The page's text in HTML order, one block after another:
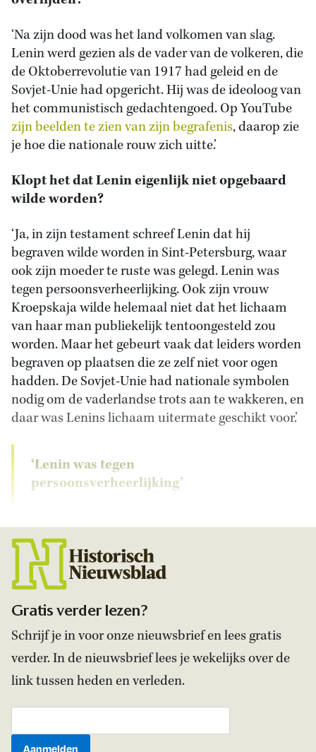
‘Na zijn dood was het land volkomen van slag.
Lenin werd gezien als de vader van de volkeren, die
de Oktoberrevolutie van 1917 had geleid en de
Sovjet-Unie had opgericht. Hij was de ideoloog van
het communistisch gedachtengoed. Op YouTube
zijn beelden te zien van zijn begrafenis, daarop zie
je hoe die nationale rouw zich uitte.’
Klopt het dat Lenin eigenlijk niet opgebaard
wilde worden?
‘Ja, in zijn testament schreef Lenin dat hij
begraven wilde worden in Sint-Petersburg, waar
ook zijn moeder te ruste was gelegd. Lenin was
tegen persoonsverheerlijking. Ook zijn vrouw
Kroepskaja wilde helemaal niet dat het lichaam
van haar man publiekelijk tentoongesteld zou
worden. Maar het gebeurt vaak dat leiders worden
begraven op plaatsen die ze zelf niet voor ogen
hadden. De Sovjet-Unie had nationale symbolen
nodig om de vaderlandse trots aan te wakkeren, en
daar was Lenins lichaam uitermate geschikt voor.’
‘Lenin was tegen
persoonsverheerlijking’
Gratis verder lezen?
Schrijf je in voor onze nieuwsbrief en lees gratis
verder. In de nieuwsbrief lees je wekelijks over de
link tussen heden en verleden.